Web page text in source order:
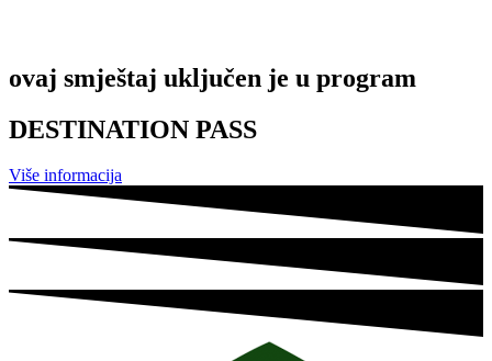
ovaj smještaj uključen je u program
DESTINATION PASS
Više informacija